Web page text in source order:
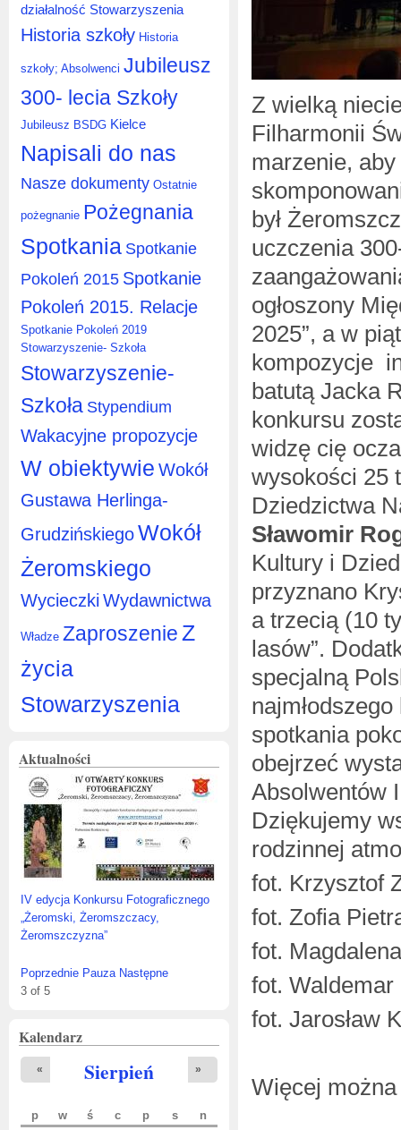
działalność Stowarzyszenia
Historia szkoły Historia
szkoły; Absolwenci Jubileusz
300- lecia Szkoły
Jubileusz BSDG Kielce
Napisali do nas
Nasze dokumenty Ostatnie
pożegnanie Pożegnania
Spotkania Spotkanie
Pokoleń 2015 Spotkanie
Pokoleń 2015. Relacje
Spotkanie Pokoleń 2019
Stowarzyszenie- Szkoła
Stowarzyszenie-
Szkoła Stypendium
Wakacyjne propozycje
W obiektywie Wokół
Gustawa Herlinga-
GrudzińskiegoWokół
Żeromskiego
Wycieczki Wydawnictwa
Władze ZaproszenieZ
życia
Stowarzyszenia
Aktualności
Jak będzie wyglądał nowy budynek
Konkursu Fotograficznego
Żeromszczacy, Żeromszczyzna”
Poprzednie Pauza Następne
1 of 5
Kalendarz
Sierpień
« »
p w ś c p s
n
Z wielką
Filharmonii
marzenie, aby
był
uczczenia
ogłoszony
2025”, a w
kompozycje
batutą Jacka
konkursu
widzę cię
wysokości 25
Dziedzictwa
Sławomir
Kultury i
przyznano
a trzecią (10
lasów”.
specjalną
spotkania
obejrzeć
Absolwentów
Dziękujemy
rodzinnej
fot. Krzysztof
fot. Zofia
fot.
fot.
fot. Jarosław
Więcej